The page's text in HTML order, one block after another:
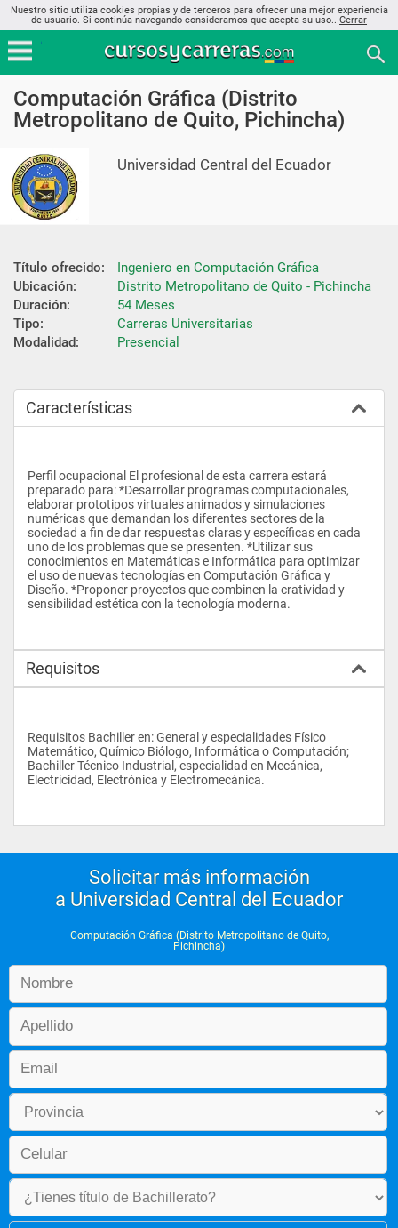
Nuestro sitio utiliza cookies propias y de terceros para ofrecer una mejor experiencia
de usuario. Si continúa navegando consideramos que acepta su uso.. Cerrar
Computación Gráfica (Distrito
Metropolitano de Quito, Pichincha)
Universidad Central del Ecuador
Título ofrecido:
Ingeniero en Computación Gráfica
Ubicación:
Distrito Metropolitano de Quito - Pichincha
Duración:
54 Meses
Tipo:
Carreras Universitarias
Modalidad:
Presencial
Características
Perfil ocupacional El profesional de esta carrera estará
preparado para: *Desarrollar programas computacionales,
elaborar prototipos virtuales animados y simulaciones
numéricas que demandan los diferentes sectores de la
sociedad a fin de dar respuestas claras y específicas en cada
uno de los problemas que se presenten. *Utilizar sus
conocimientos en Matemáticas e Informática para optimizar
el uso de nuevas tecnologías en Computación Gráfica y
Diseño. *Proponer proyectos que combinen la cratividad y
sensibilidad estética con la tecnología moderna.
Requisitos
Requisitos Bachiller en: General y especialidades Físico
Matemático, Químico Biólogo, Informática o Computación;
Bachiller Técnico Industrial, especialidad en Mecánica,
Electricidad, Electrónica y Electromecánica.
Solicitar más información
a Universidad Central del Ecuador
Computación Gráfica (Distrito Metropolitano de Quito,
Pichincha)